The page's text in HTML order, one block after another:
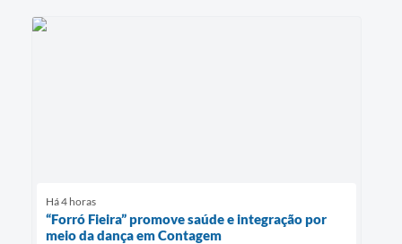
Há 4 horas
“Forró Fieira” promove saúde e integração por
meio da dança em Contagem